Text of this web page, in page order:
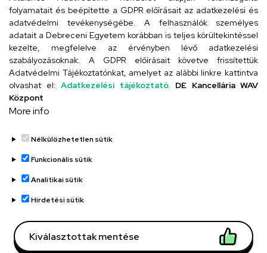
Szervezeti telefonkönyv
UD telefonkönyv
Adatvédelem
Adatvédelem
Régi oldal
Technikai információk
folyamatait és beépítette a GDPR előírásait az adatkezelési és
adatvédelmi tevékenységébe. A felhasználók személyes
adatait a Debreceni Egyetem korábban is teljes körültekintéssel
kezelte, megfelelve az érvényben lévő adatkezelési
szabályozásoknak. A GDPR előírásait követve frissítettük
Adatvédelmi Tájékoztatónkat, amelyet az alábbi linkre kattintva
olvashat el: Adatkezelési tájékoztató. DE Kancellária WAV
Központ
More info
Nélkülözhetetlen sütik
Funkcionális sütik
Analitikai sütik
Hirdetési sütik
Kiválasztottak mentése